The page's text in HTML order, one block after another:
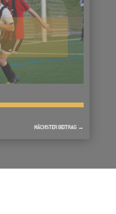
NÄCHSTER BEITRAG →